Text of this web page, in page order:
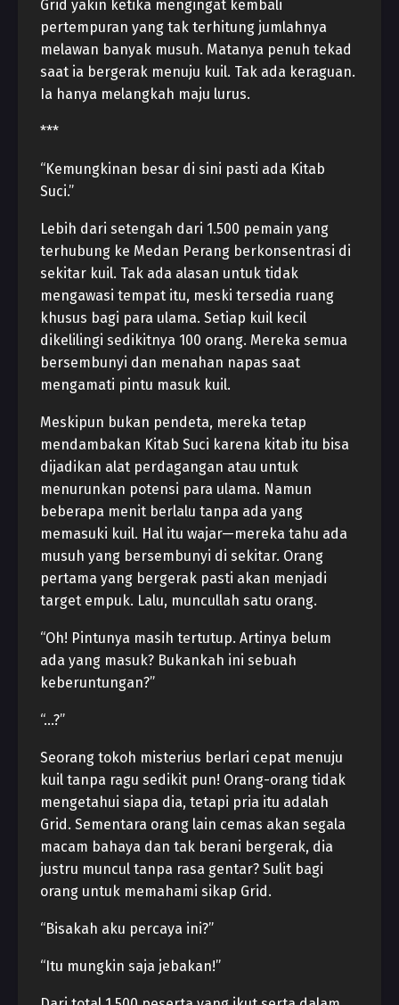
Grid yakin ketika mengingat kembali
pertempuran yang tak terhitung jumlahnya
melawan banyak musuh. Matanya penuh tekad
saat ia bergerak menuju kuil. Tak ada keraguan.
Ia hanya melangkah maju lurus.
***
“Kemungkinan besar di sini pasti ada Kitab
Suci.”
Lebih dari setengah dari 1.500 pemain yang
terhubung ke Medan Perang berkonsentrasi di
sekitar kuil. Tak ada alasan untuk tidak
mengawasi tempat itu, meski tersedia ruang
khusus bagi para ulama. Setiap kuil kecil
dikelilingi sedikitnya 100 orang. Mereka semua
bersembunyi dan menahan napas saat
mengamati pintu masuk kuil.
Meskipun bukan pendeta, mereka tetap
mendambakan Kitab Suci karena kitab itu bisa
dijadikan alat perdagangan atau untuk
menurunkan potensi para ulama. Namun
beberapa menit berlalu tanpa ada yang
memasuki kuil. Hal itu wajar—mereka tahu ada
musuh yang bersembunyi di sekitar. Orang
pertama yang bergerak pasti akan menjadi
target empuk. Lalu, muncullah satu orang.
“Oh! Pintunya masih tertutup. Artinya belum
ada yang masuk? Bukankah ini sebuah
keberuntungan?”
“…?”
Seorang tokoh misterius berlari cepat menuju
kuil tanpa ragu sedikit pun! Orang-orang tidak
mengetahui siapa dia, tetapi pria itu adalah
Grid. Sementara orang lain cemas akan segala
macam bahaya dan tak berani bergerak, dia
justru muncul tanpa rasa gentar? Sulit bagi
orang untuk memahami sikap Grid.
“Bisakah aku percaya ini?”
“Itu mungkin saja jebakan!”